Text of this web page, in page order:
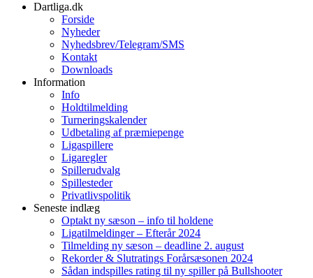
Dartliga.dk
Forside
Nyheder
Nyhedsbrev/Telegram/SMS
Kontakt
Downloads
Information
Info
Holdtilmelding
Turneringskalender
Udbetaling af præmiepenge
Ligaspillere
Ligaregler
Spillerudvalg
Spillesteder
Privatlivspolitik
Seneste indlæg
Optakt ny sæson – info til holdene
Ligatilmeldinger – Efterår 2024
Tilmelding ny sæson – deadline 2. august
Rekorder & Slutratings Forårsæsonen 2024
Sådan indspilles rating til ny spiller på Bullshooter